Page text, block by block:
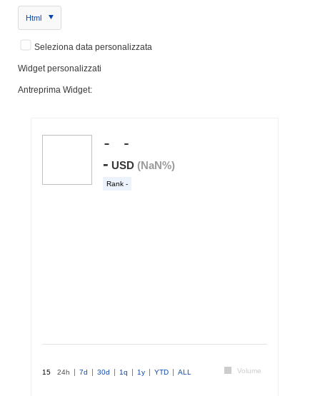
Html
Seleziona data personalizzata
Widget personalizzati
Antreprima Widget: